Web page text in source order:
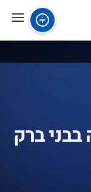
ברק